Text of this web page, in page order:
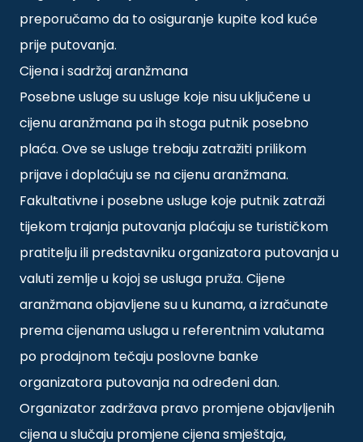
preporučamo da to osiguranje kupite kod kuće
prije putovanja.
Cijena i sadržaj aranžmana
Posebne usluge su usluge koje nisu uključene u
cijenu aranžmana pa ih stoga putnik posebno
plaća. Ove se usluge trebaju zatražiti prilikom
prijave i doplaćuju se na cijenu aranžmana.
Fakultativne i posebne usluge koje putnik zatraži
tijekom trajanja putovanja plaćaju se turističkom
pratitelju ili predstavniku organizatora putovanja u
valuti zemlje u kojoj se usluga pruža. Cijene
aranžmana objavljene su u kunama, a izračunate
prema cijenama usluga u referentnim valutama
po prodajnom tečaju poslovne banke
organizatora putovanja na određeni dan.
Organizator zadržava pravo promjene objavljenih
cijena u slučaju promjene cijena smještaja,